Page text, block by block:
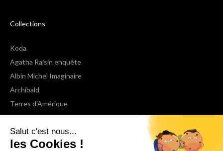
Salut c'est nous...
les Cookies !
Collections
Koda
Agatha Raisin enquête
Albin Michel Imaginaire
Archibald
Terres d'Amérique
Espaces Libres Poche
NOX
Wiz